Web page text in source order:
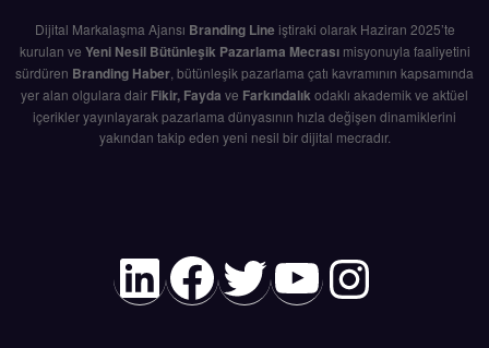
Dijital Markalaşma Ajansı Branding Line iştiraki olarak Haziran 2025’te
kurulan ve Yeni Nesil Bütünleşik Pazarlama Mecrası misyonuyla faaliyetini
sürdüren Branding Haber , bütünleşik pazarlama çatı kavramının kapsamında
yer alan olgulara dair Fikir, Fayda ve Farkındalık odaklı akademik ve aktüel
içerikler yayınlayarak pazarlama dünyasının hızla değişen dinamiklerini
yakından takip eden yeni nesil bir dijital mecradır.
LinkedIn
Facebook
Twitter
YouTube